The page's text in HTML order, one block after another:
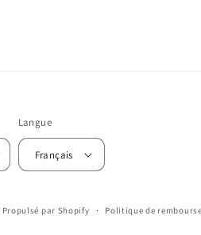
Langue
Français
Propulsé par Shopify Politique de